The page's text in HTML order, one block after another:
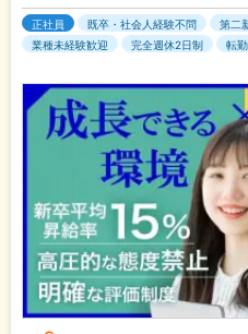
正社員 既卒・社会人経験不問 第二
業種未経験歓迎
完全週休2日制 転